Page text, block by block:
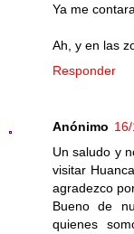
Ya me
Ah, y en las
Responder
Anónimo
Un saludo y
visitar
agradezco
Bueno de
quienes